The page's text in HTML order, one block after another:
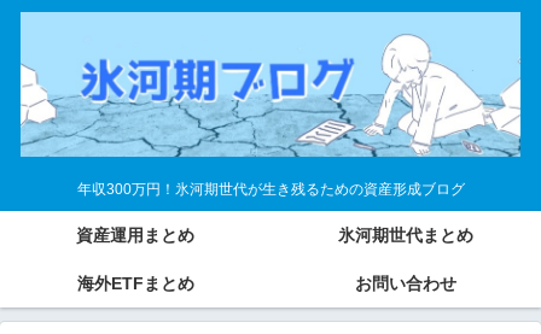
年収300万円！氷河期世代が生き残るための資産形成ブログ
資産運用まとめ 氷河期世代まとめ
海外ETFまとめ お問い合わせ